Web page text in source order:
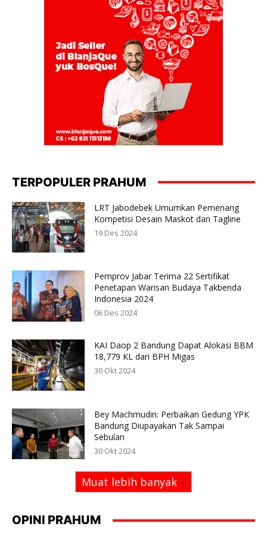
TERPOPULER PRAHUM
LRT Jabodebek Umumkan Pemenang
Kompetisi Desain Maskot dan Tagline
19 Des 2024
Pemprov Jabar Terima 22 Sertifikat
Penetapan Warisan Budaya Takbenda
Indonesia 2024
06 Des 2024
KAI Daop 2 Bandung Dapat Alokasi BBM
18,779 KL dari BPH Migas
30 Okt 2024
Bey Machmudin: Perbaikan Gedung YPK
Bandung Diupayakan Tak Sampai
Sebulan
30 Okt 2024
Muat lebih banyak
OPINI PRAHUM